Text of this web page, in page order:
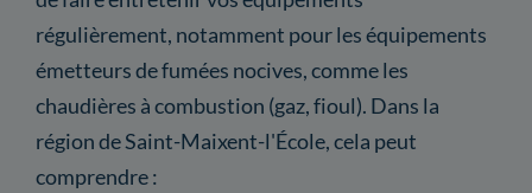
régulièrement, notamment pour les équipements
émetteurs de fumées nocives, comme les
chaudières à combustion (gaz, fioul). Dans la
région de Saint-Maixent-l'École, cela peut
comprendre :